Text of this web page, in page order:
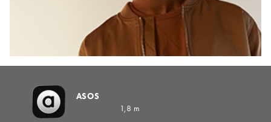
ASOS
1,8 m